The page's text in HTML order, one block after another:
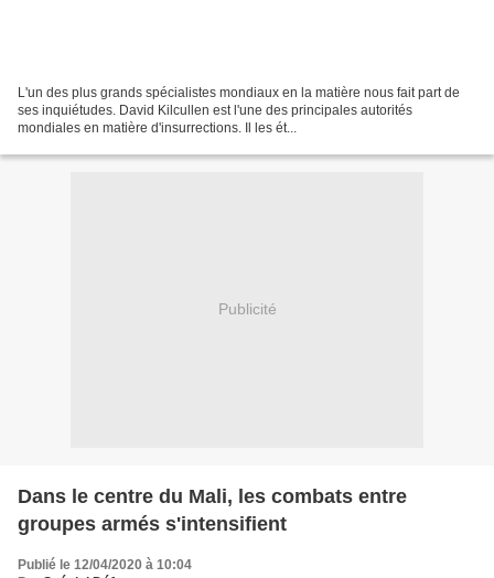
L'un des plus grands spécialistes mondiaux en la matière nous fait part de
ses inquiétudes. David Kilcullen est l'une des principales autorités
mondiales en matière d'insurrections. Il les ét...
Publicité
Dans le centre du Mali, les combats entre
groupes armés s'intensifient
Publié le 12/04/2020 à 10:04